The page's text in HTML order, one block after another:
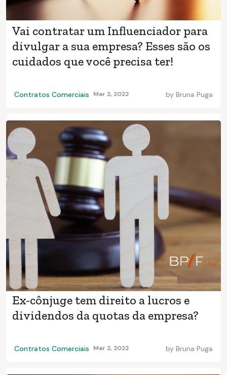
Vai contratar um Influenciador para
divulgar a sua empresa? Esses são os
cuidados que você precisa ter!
Contratos Comerciais Mar 2, 2022 by Bruna Puga
Ex-cônjuge tem direito a lucros e
dividendos da quotas da empresa?
Contratos Comerciais Mar 2, 2022 by Bruna Puga